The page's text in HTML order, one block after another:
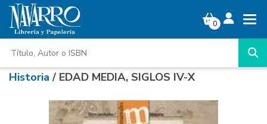
0
Historia/ EDAD MEDIA, SIGLOS IV-X